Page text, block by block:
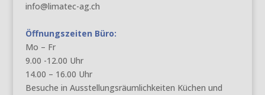
info@limatec-ag.ch
Öffnungszeiten Büro:
Mo – Fr
9.00 -12.00 Uhr
14.00 – 16.00 Uhr
Besuche in Ausstellungsräumlichkeiten Küchen und